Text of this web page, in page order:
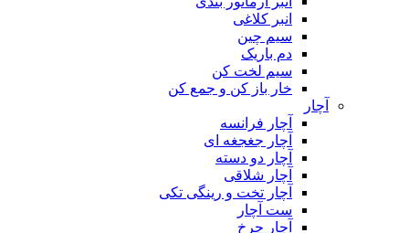
انبر کلاغی
سیم چین
دم باریک
سیم لخت کن
خار باز کن و جمع کن
آچار
آچار فرانسه
آچار جغجغه ای
آچار دو دسته
آچار شلاقی
آچار تخت و رینگی تکی
ست آچار
آچار چرخ